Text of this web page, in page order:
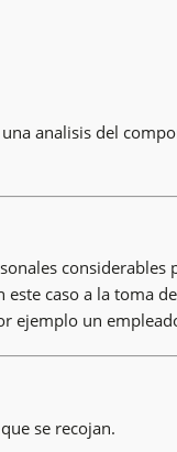
analisis del
considerables
caso a la toma
ejemplo un
se recojan.